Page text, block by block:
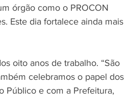
órgão como o PROCON
Este dia fortalece ainda mais
oito anos de trabalho. “São
celebramos o papel dos
Público e com a Prefeitura,